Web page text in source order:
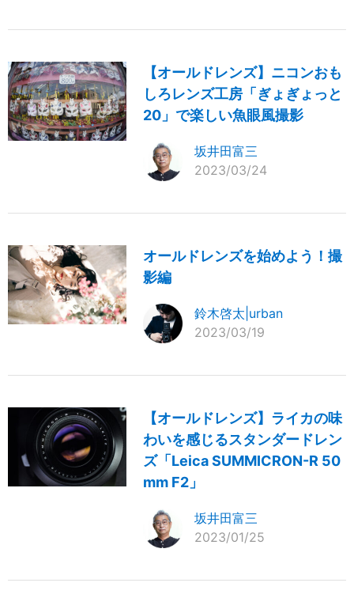
【オールドレンズ】ニコンおも
しろレンズ工房「ぎょぎょっと
20」で楽しい魚眼風撮影
坂井田富三
2023/03/24
オールドレンズを始めよう！撮
影編
鈴木啓太|urban
2023/03/19
【オールドレンズ】ライカの味
わいを感じるスタンダードレン
ズ「Leica SUMMICRON-R 50
mm F2」
坂井田富三
2023/01/25